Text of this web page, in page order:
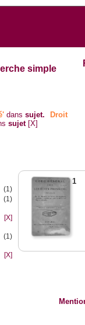
simple
danssujet.
Droit
sujet [X]
(1)
(1)
[X]
(1)
[X]
1